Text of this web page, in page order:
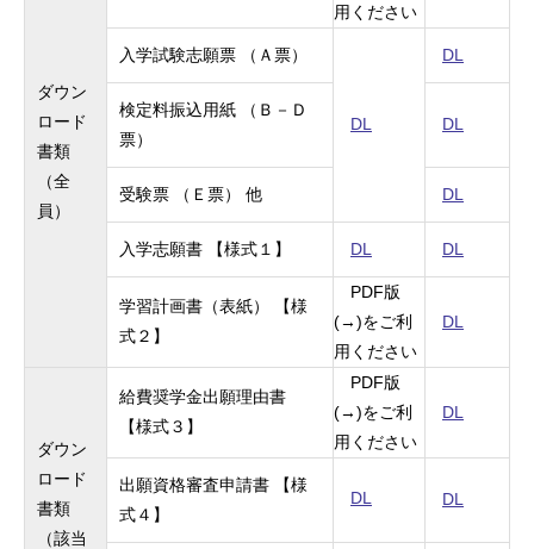
ダウン
ロード
書類
（全
員）
用ください
入学試験志願票 （Ａ票）
DL
DL
検定料振込用紙 （Ｂ－Ｄ
票）
DL
受験票 （Ｅ票） 他 DL
入学志願書 【様式１】 DL DL
学習計画書（表紙） 【様
式２】
PDF版
(→)をご利
用ください
DL
ダウン
ロード
書類
（該当
給費奨学金出願理由書
【様式３】
PDF版
(→)をご利
用ください
DL
出願資格審査申請書 【様
式４】
DL DL